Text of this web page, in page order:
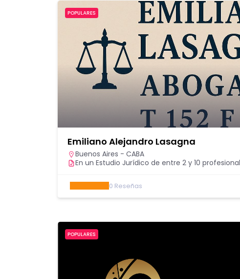
POPULARES
Emiliano Alejandro Lasagna
Buenos Aires - CABA
En un Estudio Jurídico de entre 2 y 10
0 Reseñas
POPULARES